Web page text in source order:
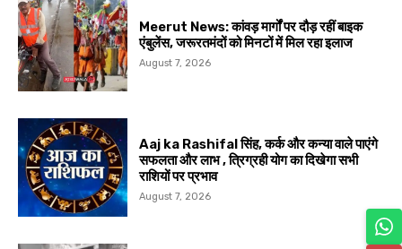
Meerut News: कांवड़ मार्गों पर दौड़ रहीं बाइक
एंबुलेंस, जरूरतमंदों को मिनटों में मिल रहा इलाज
August 7, 2026
Aaj ka Rashifal सिंह, कर्क और कन्या वाले पाएंगे
सफलता और लाभ , त्रिग्रही योग का दिखेगा सभी
राशियों पर प्रभाव
August 7, 2026